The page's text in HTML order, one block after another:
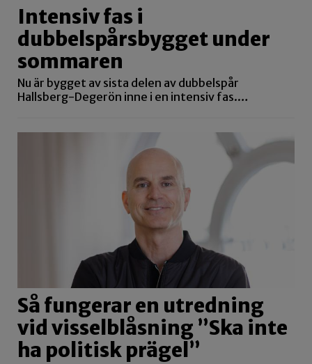
Intensiv fas i
dubbelspårsbygget under
sommaren
Nu är bygget av sista delen av dubbelspår
Hallsberg-Degerön inne i en intensiv fas.…
Så fungerar en utredning
vid visselblåsning ”Ska inte
ha politisk prägel”